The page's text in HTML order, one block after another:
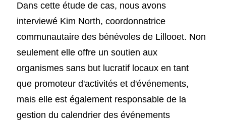
Dans cette étude de cas, nous avons
interviewé Kim North, coordonnatrice
communautaire des bénévoles de Lillooet. Non
seulement elle offre un soutien aux
organismes sans but lucratif locaux en tant
que promoteur d'activités et d'événements,
mais elle est également responsable de la
gestion du calendrier des événements